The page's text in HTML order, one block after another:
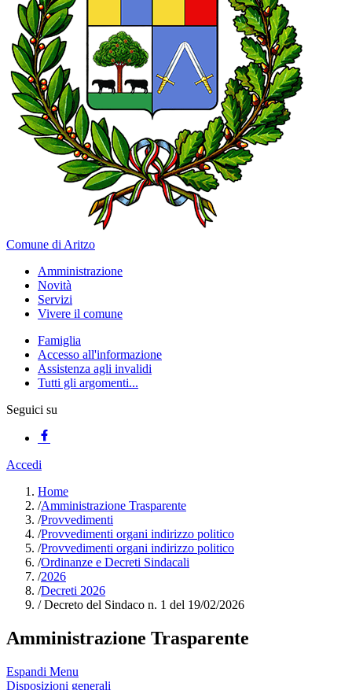
Comune di Aritzo
Amministrazione
Novità
Servizi
Vivere il comune
Famiglia
Accesso all'informazione
Assistenza agli invalidi
Tutti gli argomenti...
Seguici su
Accedi
Home
/Amministrazione Trasparente
/Provvedimenti
/Provvedimenti organi indirizzo politico
/Provvedimenti organi indirizzo politico
/Ordinanze e Decreti Sindacali
/2026
/Decreti 2026
/Decreto del Sindaco n. 1 del 19/02/2026
Amministrazione Trasparente
Espandi Menu
Disposizioni generali